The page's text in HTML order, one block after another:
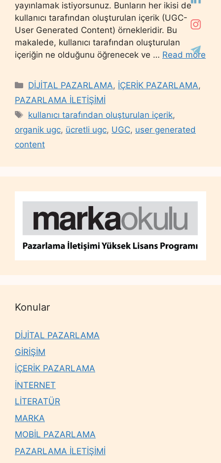
yayınlamak istiyorsunuz. Bunların her ikisi de
kullanıcı tarafından oluşturulan içerik (UGC-
User Generated Content) örnekleridir. Bu
makalede, kullanıcı tarafından oluşturulan
içeriğin ne olduğunu öğrenecek ve … Read more
Categories
DİJİTAL PAZARLAMA, İÇERİK PAZARLAMA,
PAZARLAMA İLETİŞİMİ
Tags
kullanıcı tarafından oluşturulan içerik,
organik ugc, ücretli ugc, UGC, user generated
content
Konular
DİJİTAL PAZARLAMA
GİRİŞİM
İÇERİK PAZARLAMA
İNTERNET
LİTERATÜR
MARKA
MOBİL PAZARLAMA
PAZARLAMA İLETİŞİMİ